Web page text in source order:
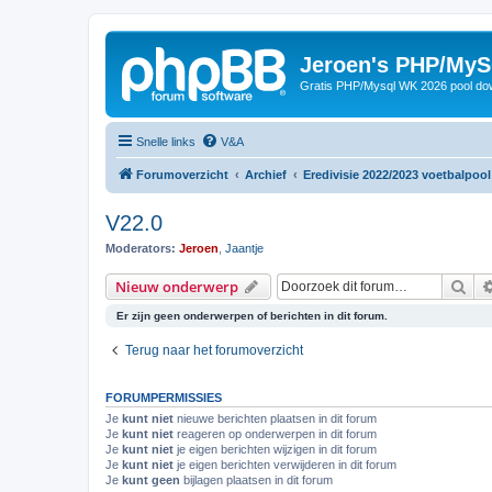
Jeroen's PHP/
Gratis PHP/Mysql WK 2026 pool
Snelle links V&A
Forumoverzicht Archief Eredivisie 2022/2023 voetbalpool
V22.0
Moderators: Jeroen Jaantje
Nieuw onderwerp
Er zijn geen onderwerpen of berichten in dit forum.
Terug naar het forumoverzicht
FORUMPERMISSIES
Je kunt niet nieuwe berichten plaatsen in dit forum
Je kunt niet reageren op onderwerpen in dit forum
Je kunt niet je eigen berichten wijzigen in dit forum
Je kunt niet je eigen berichten verwijderen in dit forum
Je kunt geen bijlagen plaatsen in dit forum